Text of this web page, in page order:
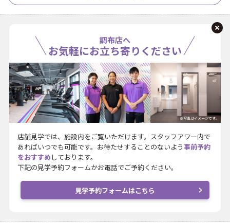
調布店へ
お気軽にお立ち寄りください
※写真はイメージです。
店舗見学では、施設内をご覧いただけます。スタッフアワー内で
あればいつでも可能です。お待たせすることのないよう事前予約
をおすすめ しております。
下記の見学予約フォームかお電話でご予約ください。
見学予約フォームはこちら